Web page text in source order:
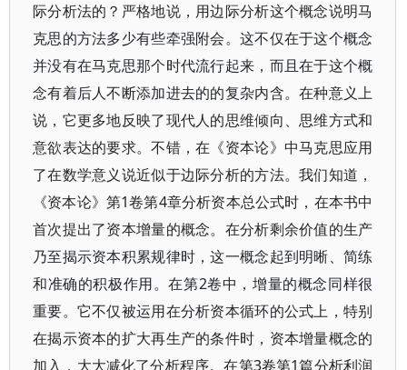
际分析法的？严格地说，用边际分析这个概念说明马
克思的方法多少有些牵强附会。这不仅在于这个概念
并没有在马克思那个时代流行起来，而且在于这个概
念有着后人不断添加进去的的复杂内含。在种意义上
说，它更多地反映了现代人的思维倾向、思维方式和
意欲表达的要求。不错，在《资本论》中马克思应用
了在数学意义说近似于边际分析的方法。我们知道，
《资本论》第1卷第4章分析资本总公式时，在本书中
首次提出了资本增量的概念。在分析剩余价值的生产
乃至揭示资本积累规律时，这一概念起到明晰、简练
和准确的积极作用。在第2卷中，增量的概念同样很
重要。它不仅被运用在分析资本循环的公式上，特别
在揭示资本的扩大再生产的条件时，资本增量概念的
加入，大大减化了分析程序。在第3卷第1篇分析利润